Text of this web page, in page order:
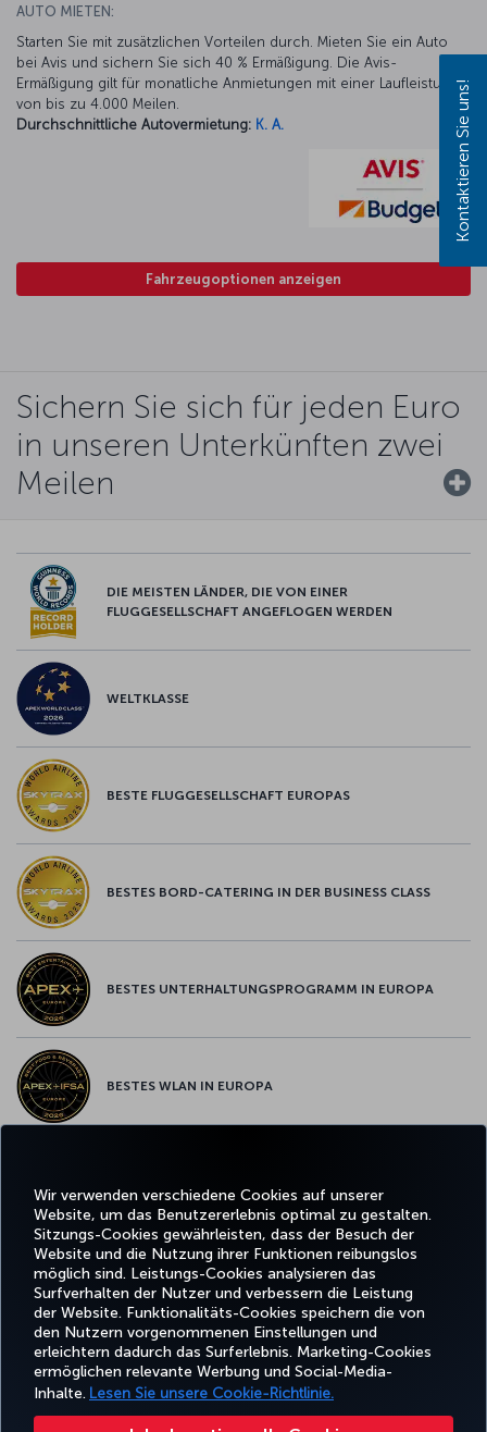
Wir verwenden verschiedene Cookies auf unserer
Website, um das Benutzererlebnis optimal zu gestalten.
Sitzungs-Cookies gewährleisten, dass der Besuch der
Website und die Nutzung ihrer Funktionen reibungslos
möglich sind. Leistungs-Cookies analysieren das
Surfverhalten der Nutzer und verbessern die Leistung
der Website. Funktionalitäts-Cookies speichern die von
den Nutzern vorgenommenen Einstellungen und
erleichtern dadurch das Surferlebnis. Marketing-Cookies
ermöglichen relevante Werbung und Social-Media-
Inhalte. Lesen Sie unsere Cookie-Richtlinie.
AUTO MIETEN:
Starten Sie mit zusätzlichen Vorteilen durch. Mieten Sie ein Auto
bei Avis und sichern Sie sich 40 % Ermäßigung. Die Avis-
Ermäßigung gilt für monatliche Anmietungen mit einer Laufleistung
von bis zu 4.000 Meilen.
Durchschnittliche Autovermietung: K. A.
Fahrzeugoptionen anzeigen
Sichern Sie sich für jeden Euro
in unseren Unterkünften zwei
Meilen
DIE MEISTEN LÄNDER, DIE VON EINER
FLUGGESELLSCHAFT ANGEFLOGEN WERDEN
WELTKLASSE
BESTE FLUGGESELLSCHAFT EUROPAS
BESTES BORD-CATERING IN DER BUSINESS CLASS
BESTES UNTERHALTUNGSPROGRAMM IN EUROPA
BESTES WLAN IN EUROPA
Facebook
TwitterInstagram
YouTubeLinkedIn
TikTokBlog
BUCHEN
UND
VERWALTEN
ERLEBNIS
ANGEBOTE
UND
REISEZIELE
HILFE
TURKISH
AIRLINES
HOLIDAYS
Barrierefreiheit Impressum Datenschutz- und Cookie-Richtlinie Rechtliche Hinweise
Fluggastrechte Cookie-Einstellungen ändern
49 69 86 799 849
Kontaktieren Sie uns!